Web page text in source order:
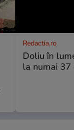
Redactia.ro
Doliu în
la numai 37